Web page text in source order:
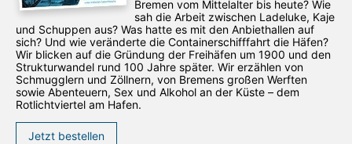
Bremen vom Mittelalter bis heute? Wie
sah die Arbeit zwischen Ladeluke, Kaje
und Schuppen aus? Was hatte es mit den Anbiethallen auf
sich? Und wie veränderte die Containerschifffahrt die Häfen?
Wir blicken auf die Gründung der Freihäfen um 1900 und den
Strukturwandel rund 100 Jahre später. Wir erzählen von
Schmugglern und Zöllnern, von Bremens großen Werften
sowie Abenteuern, Sex und Alkohol an der Küste – dem
Rotlichtviertel am Hafen.
Jetzt bestellen